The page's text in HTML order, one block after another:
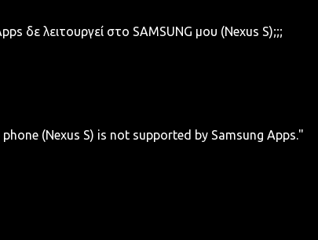
δε λειτουργεί στο SAMSUNG μου (Nexus S);;;
phone (Nexus S) is not supported by Samsung Apps."